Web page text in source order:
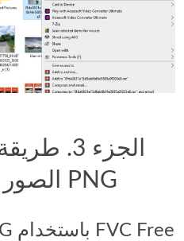
الجزء 3.
الصور إلى تنسيق PNG